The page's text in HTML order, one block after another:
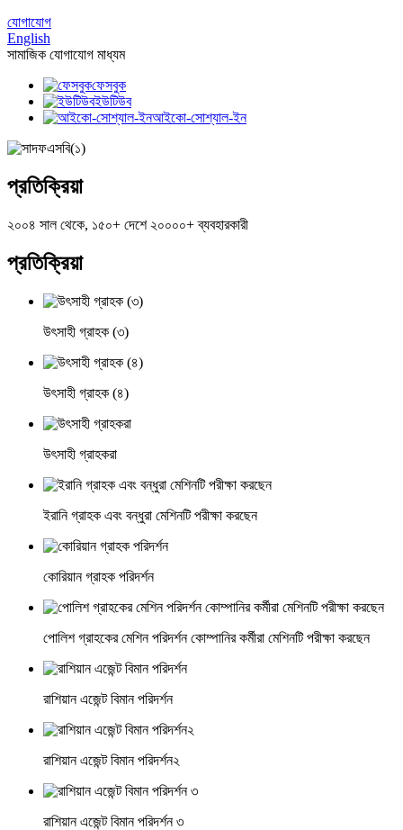
যোগাযোগ
English
সামাজিক যোগাযোগ মাধ্যম
ফেসবুক
ইউটিউব
আইকো-সোশ্যাল-ইন
প্রতিক্রিয়া
২০০৪ সাল থেকে, ১৫০+ দেশে ২০০০০+ ব্যবহারকারী
প্রতিক্রিয়া
উৎসাহী গ্রাহক (৩)
উৎসাহী গ্রাহক (৪)
উৎসাহী গ্রাহকরা
ইরানি গ্রাহক এবং বন্ধুরা মেশিনটি পরীক্ষা করছেন
কোরিয়ান গ্রাহক পরিদর্শন
পোলিশ গ্রাহকের মেশিন পরিদর্শন কোম্পানির কর্মীরা মেশিনটি পরীক্ষা করছেন
রাশিয়ান এজেন্ট বিমান পরিদর্শন
রাশিয়ান এজেন্ট বিমান পরিদর্শন২
রাশিয়ান এজেন্ট বিমান পরিদর্শন ৩